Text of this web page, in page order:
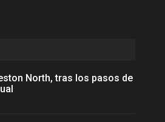
North, tras los pasos de